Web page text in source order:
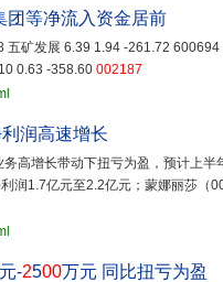
团等净流入资金居前
矿发展 6.39 1.94 -261.72
0.63 -358.60 002187
润高速增长
高增长带动下扭亏为盈，预计上半
润1.7亿元至2.2亿元；蒙娜丽莎（
-2500万元 同比扭亏为盈